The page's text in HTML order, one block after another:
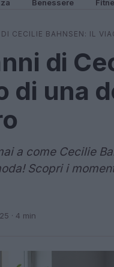
Benessere
CECILIE BAHNSEN: IL
di
di una
a come Cecilie
Scopri i
· 4 min